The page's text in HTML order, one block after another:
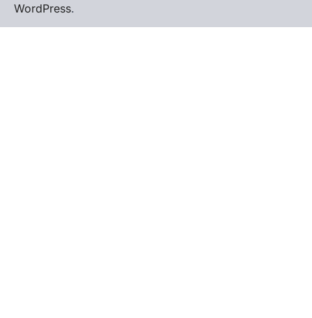
WordPress.